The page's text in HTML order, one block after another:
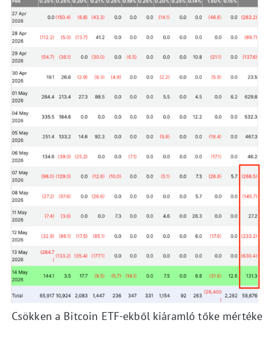
Csökken a Bitcoin ETF-ekből kiáramló tőke mértéke